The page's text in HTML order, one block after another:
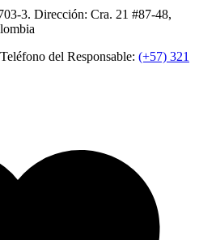
3. Dirección: Cra. 21 #87-48,
del Responsable: (+57) 321